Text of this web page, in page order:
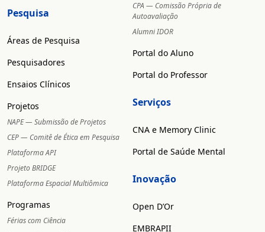
Pesquisa
Áreas de Pesquisa
Pesquisadores
Ensaios Clínicos
Projetos
NAPE — Submissão de Projetos
CEP — Comitê de Ética em Pesquisa
Plataforma API
Projeto BRIDGE
Plataforma Espacial Multiômica
Programas
Férias com Ciência
CPA — Comissão Própria de
Autoavaliação
Alumni IDOR
Portal do Aluno
Portal do Professor
Serviços
CNA e Memory Clinic
Portal de Saúde Mental
Inovação
Open D’Or
EMBRAPII